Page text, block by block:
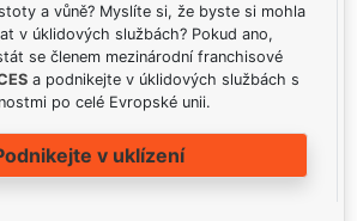
a vůně? Myslíte si, že byste si mohla
v úklidových službách? Pokud ano,
se členem mezinárodní franchisové
a podnikejte v úklidových službách s
po celé Evropské unii.
v uklízení